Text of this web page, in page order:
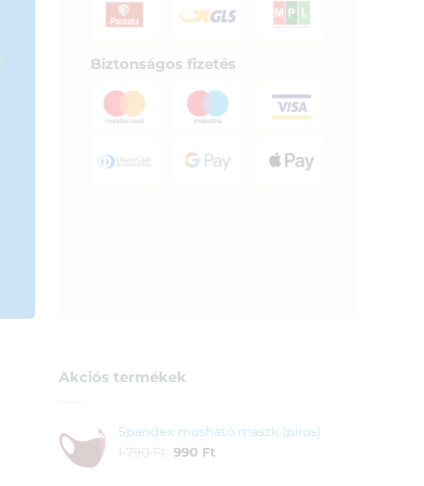
Biztonságos fizetés
Akciós termékek
Spandex mosható maszk (piros)
1 790 Ft Original
990 FtCurrent